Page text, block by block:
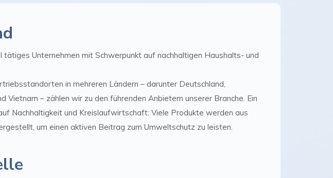
tätiges Unternehmen mit Schwerpunkt auf nachhaltigen Haushalts- und
in mehreren Ländern – darunter Deutschland,
Vietnam – zählen wir zu den führenden Anbietern unserer Branche. Ein
Nachhaltigkeit und Kreislaufwirtschaft: Viele Produkte werden aus
um einen aktiven Beitrag zum Umweltschutz zu leisten.